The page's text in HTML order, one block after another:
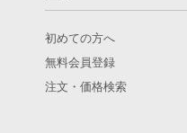
初めての方へ
無料会員登録
注文・価格検索